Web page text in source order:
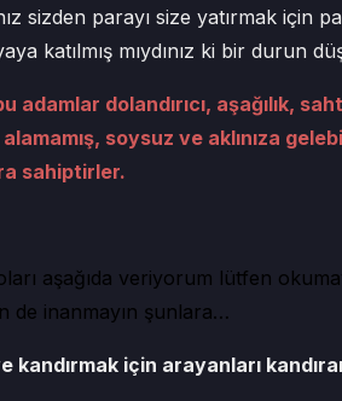
sizden parayı size yatırmak için
katılmış mıydınız ki bir durun
adamlar dolandırıcı, aşağılık,
soysuz ve aklınıza
sahiptirler.
aşağıda veriyorum lütfen
de inanmayın şunlara…
kandırmak için arayanları